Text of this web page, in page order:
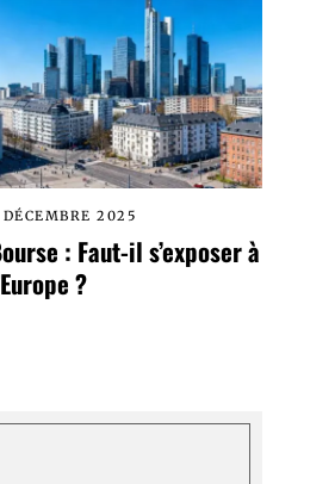
2025
: Faut-il s’exposer à
?